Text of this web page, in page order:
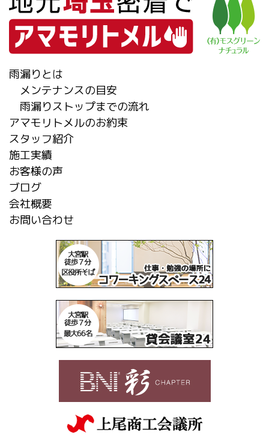
雨漏りとは
メンテナンスの目安
雨漏りストップまでの流れ
アマモリトメルのお約束
スタッフ紹介
施工実績
お客様の声
ブログ
会社概要
お問い合わせ